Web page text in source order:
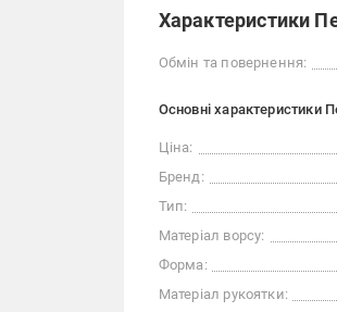
Характеристики
Обмін та повернення:
Основні характеристики
Ціна:
Бренд:
Тип:
Матеріал ворсу:
Форма:
Матеріал рукоятки: